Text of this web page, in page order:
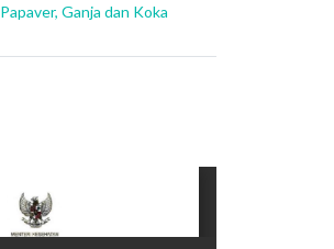
Papaver, Ganja dan Koka